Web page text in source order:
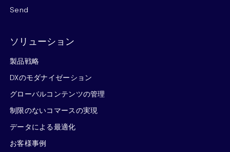
Send
ソリューション
製品戦略
DXのモダナイゼーション
グローバルコンテンツの管理
制限のないコマースの実現
データによる最適化
お客様事例